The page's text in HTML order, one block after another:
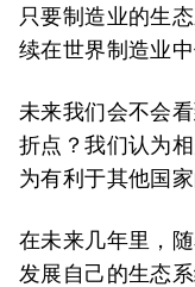
只要制造业的生
续在世界制造业中
未来我们会不会
折点？我们认为
为有利于其他国家
在未来几年里，
发展自己的生态